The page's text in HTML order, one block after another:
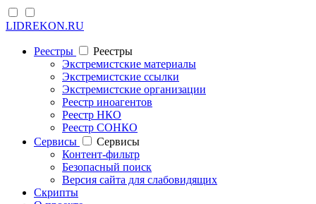
LIDREKON.RU
Реестры
Реестры
Экстремистские материалы
Экстремистские ссылки
Экстремистские организации
Реестр иноагентов
Реестр НКО
Реестр СОНКО
Cервисы
Cервисы
Контент-фильтр
Безопасный поиск
Версия сайта для слабовидящих
Скрипты